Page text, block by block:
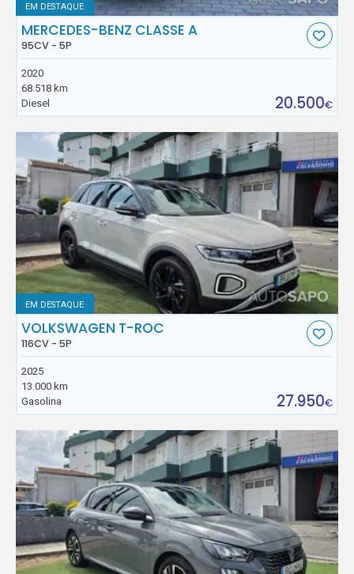
EM DESTAQUE
MERCEDES-BENZ CLASSE A
95CV - 5P
2020
68.518 km
Diesel
20.500€
EM DESTAQUE
VOLKSWAGEN T-ROC
116CV - 5P
2025
13.000 km
Gasolina
27.950€